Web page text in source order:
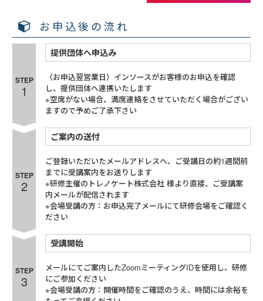
お申込後の流れ
STEP
1
提供団体へ申込み
（お申込翌営業日）インソースがお客様のお申込を確認
し、提供団体へ連携いたします
※空席がない場合、満席連絡をさせていただく場合がござい
ますので予めご了承下さい
STEP
2
ご案内の送付
ご登録いただいたメールアドレスへ、ご受講日の約1週間前
までに受講案内をお送りします
※研修主催のトレノケート株式会社 様より直接、ご受講案
内メールが配信されます
※会場受講の方：お申込完了メールにて研修会場をご確認く
ださい
STEP
3
受講開始
メールにてご案内したZoomミーティングIDを使用し、研修
にご参加ください
※会場受講の方：開催時間をご確認のうえ、時間には余裕を